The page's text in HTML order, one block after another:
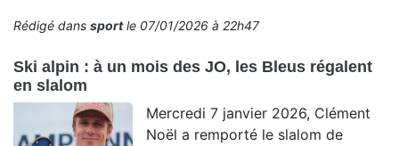
Rédigé dans sportle 07/01/2026 à 22h47
Ski alpin : à un mois des JO, les Bleus régalent
en slalom
Mercredi 7 janvier 2026, Clément
Noël a remporté le slalom de